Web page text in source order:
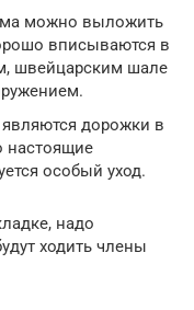
можно выложить
вписываются в
швейцарским шале
дорожки в
настоящие
особый уход.
надо
ходить члены